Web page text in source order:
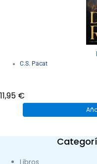
C.S. Pacat
11,95 €
Libros